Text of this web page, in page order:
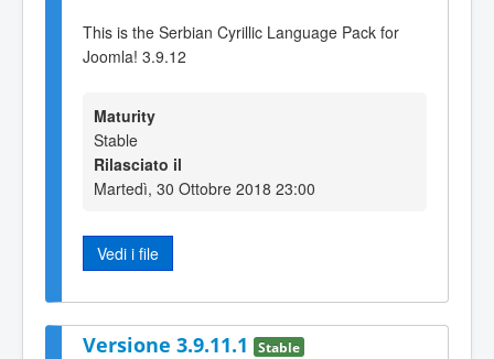
This is the Serbian Cyrillic Language Pack for
Joomla! 3.9.12
Maturity
Stable
Rilasciato il
Martedì, 30 Ottobre 2018 23:00
Vedi i file
Versione 3.9.11.1 Stable